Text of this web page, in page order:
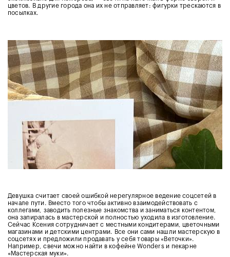
цветов. В другие города она их не отправляет: фигурки трескаются в
посылках.
Девушка считает своей ошибкой нерегулярное ведение соцсетей в
начале пути. Вместо того чтобы активно взаимодействовать с
коллегами, заводить полезные знакомства и заниматься контентом,
она запиралась в мастерской и полностью уходила в изготовление.
Сейчас Ксения сотрудничает с местными кондитерами, цветочными
магазинами и детскими центрами. Все они сами нашли мастерскую в
соцсетях и предложили продавать у себя товары «Веточки».
Например, свечи можно найти в кофейнеWonders и пекарне
«Мастерская муки».